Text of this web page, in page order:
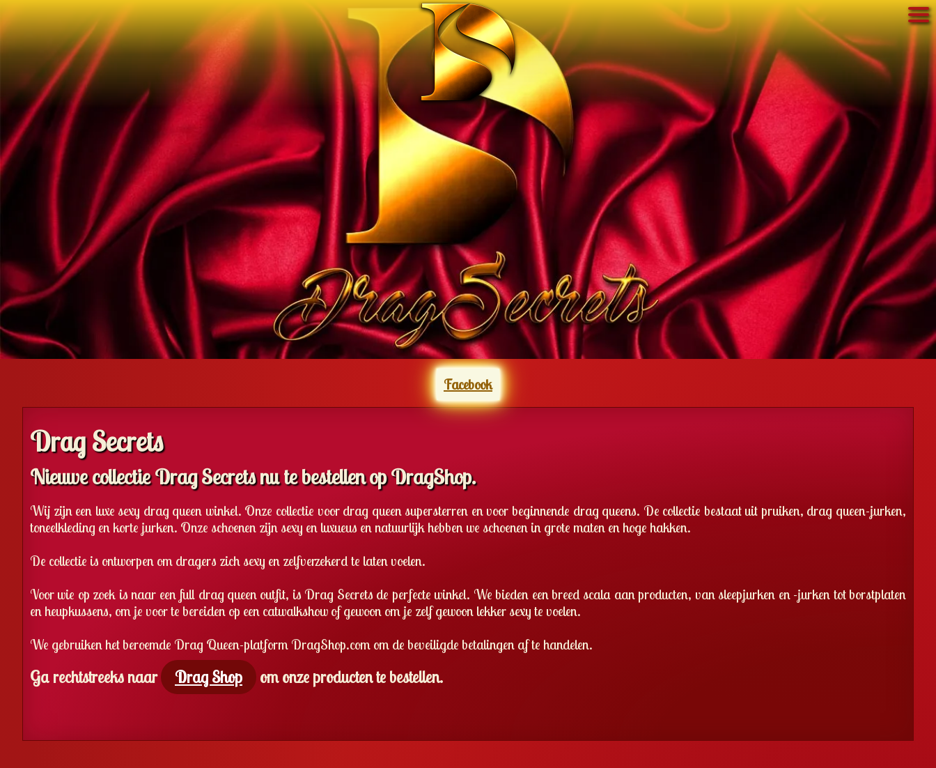
Facebook
Drag Secrets
Nieuwe collectie Drag Secrets nu te bestellen op DragShop.
Wij zijn een luxe sexy drag queen winkel. Onze collectie voor drag queen supersterren en voor beginnende drag queens. De collectie bestaat uit pruiken, drag queen-jurken,
toneelkleding en korte jurken. Onze schoenen zijn sexy en luxueus en natuurlijk hebben we schoenen in grote maten en hoge hakken.
De collectie is ontworpen om dragers zich sexy en zelfverzekerd te laten voelen.
Voor wie op zoek is naar een full drag queen outfit, is Drag Secrets de perfecte winkel. We bieden een breed scala aan producten, van sleepjurken en -jurken tot borstplaten
en heupkussens, om je voor te bereiden op een catwalkshow of gewoon om je zelf gewoon lekker sexy te voelen.
We gebruiken het beroemde Drag Queen-platform DragShop.com om de beveiligde betalingen af te handelen.
Ga rechtstreeks naar Drag Shop om onze producten te bestellen.